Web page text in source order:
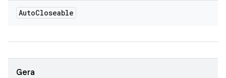
AutoCloseable
Gera